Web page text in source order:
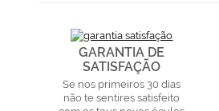
GARANTIA DE
SATISFAÇÃO
Se nos primeiros 30 dias
não te sentires satisfeito